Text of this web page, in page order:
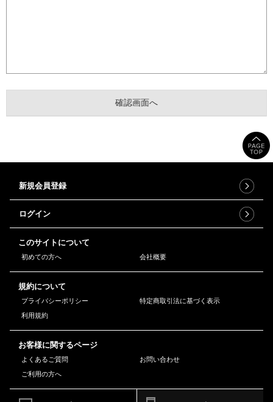
新規会員登録
ログイン
このサイトについて
初めての方へ 会社概要
規約について
プライバシーポリシー
特定商取引法に基づく表示
利用規約
お客様に関するページ
よくあるご質問
お問い合わせ
ご利用の方へ